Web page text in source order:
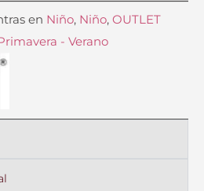
en Niño, Niño, OUTLET
- Verano